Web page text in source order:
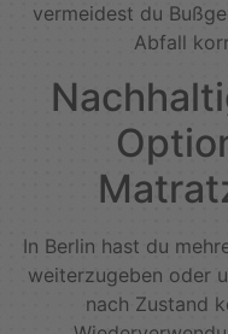
vermeidest du
Abfall
In Berlin hast du
weiterzugeben oder
nach Zustand